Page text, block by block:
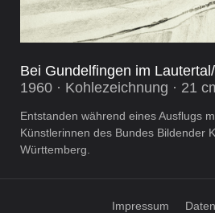
Bei Gundelfingen im
1960 · Kohlezeichnung · 21
Entstanden während eines Ausflugs
Künstlerinnen des Bundes Bildender
Württemberg.
Impressum